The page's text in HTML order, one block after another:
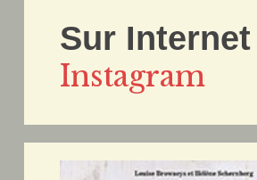
Sur
Instagram